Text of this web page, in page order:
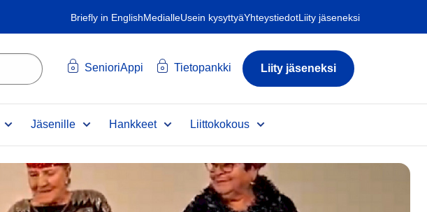
Briefly in EnglishMedialleUsein kysyttyäYhteystiedotLiity jäseneksi
SenioriAppi Tietopankki Liity jäseneksi
Jäsenille Hankkeet Liittokokous